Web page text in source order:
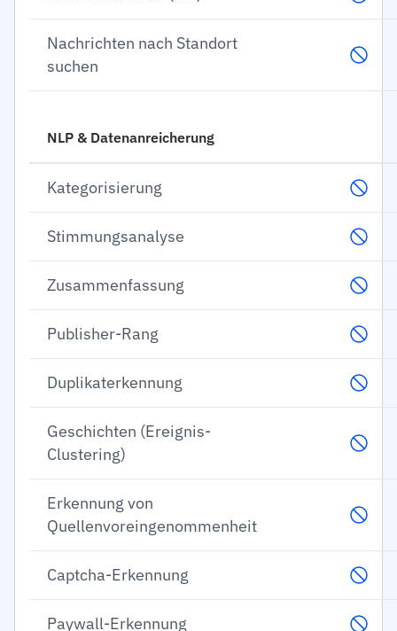
Nachrichten nach Standort
suchen
NLP & Datenanreicherung
Kategorisierung
Stimmungsanalyse
Zusammenfassung
Publisher-Rang
Duplikaterkennung
Geschichten (Ereignis-
Clustering)
Erkennung von
Quellenvoreingenommenheit
Captcha-Erkennung
Paywall-Erkennung